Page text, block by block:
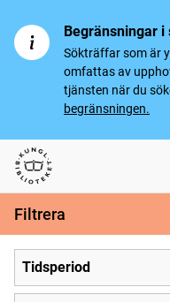
Begränsningar
Sökträffar som är
omfattas av
tjänsten när du
begränsningen.
Svenska tidningar
Filtrera
Tidsperiod